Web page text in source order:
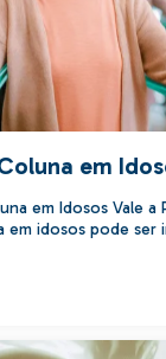
em
em Idosos Vale a
em idosos pode ser